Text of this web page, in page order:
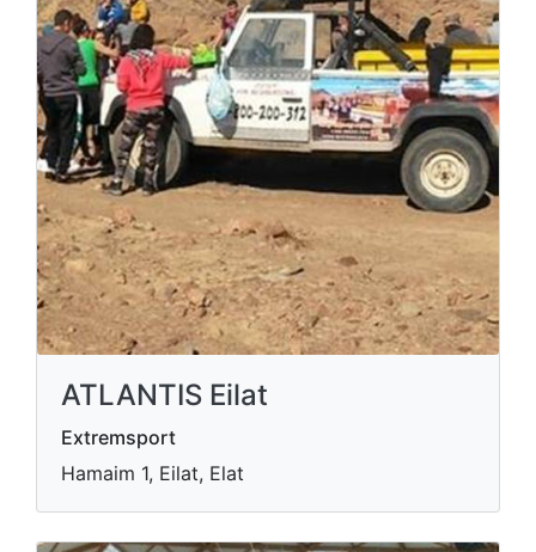
ATLANTIS Eilat
Extremsport
Hamaim 1, Eilat, Elat